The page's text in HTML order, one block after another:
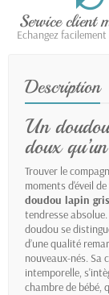
Service client
Echangez
Description
Un
doux
Trouver le
moments d'éveil
doudou lapin
tendresse
doudou se
d’une qualité
nouveaux-nés. Sa
intemporelle,
chambre de bébé,